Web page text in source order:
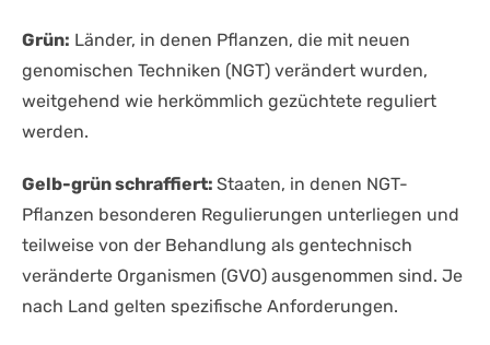
Grün: Länder, in denen Pflanzen, die mit neuen
genomischen Techniken (NGT) verändert wurden,
weitgehend wie herkömmlich gezüchtete reguliert
werden.
Gelb-grün schraffiert: Staaten, in denen NGT-
Pflanzen besonderen Regulierungen unterliegen und
teilweise von der Behandlung als gentechnisch
veränderte Organismen (GVO) ausgenommen sind. Je
nach Land gelten spezifische Anforderungen.